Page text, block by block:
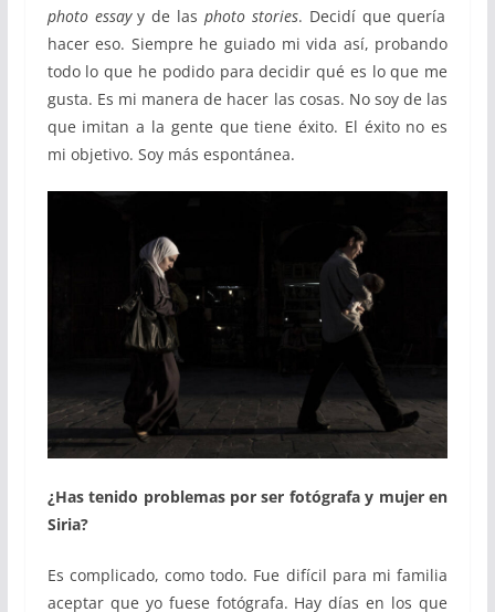
photo essayy de las photo stories. Decidí que quería
hacer eso. Siempre he guiado mi vida así, probando
todo lo que he podido para decidir qué es lo que me
gusta. Es mi manera de hacer las cosas. No soy de las
que imitan a la gente que tiene éxito. El éxito no es
mi objetivo. Soy más espontánea.
¿Has tenido problemas por ser fotógrafa y mujer en
Siria?
Es complicado, como todo. Fue difícil para mi familia
aceptar que yo fuese fotógrafa. Hay días en los que